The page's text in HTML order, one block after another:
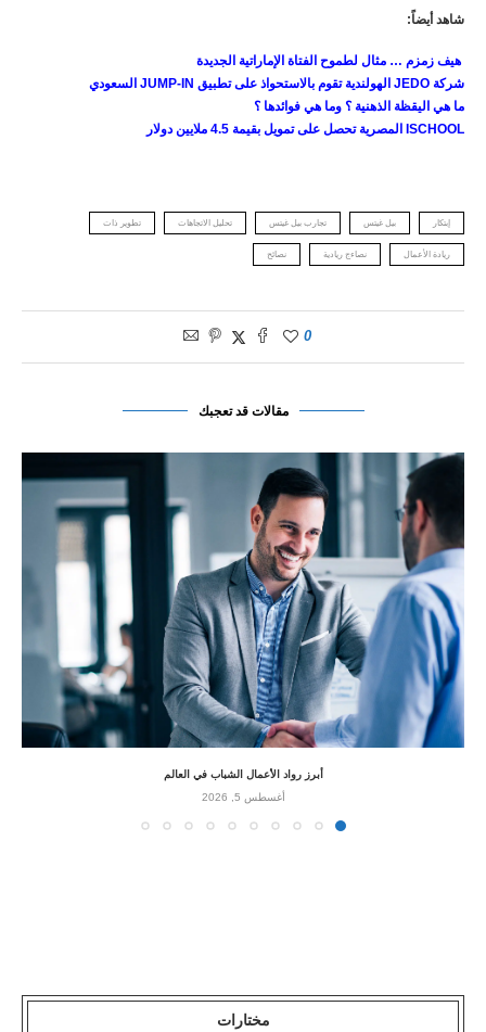
شاهد أيضاً:
هيف زمزم … مثال لطموح الفتاة الإماراتية الجديدة
شركة
الهولندية تقوم بالاستحواذ على تطبيق
السعودي
ما هي اليقظة الذهنية ؟ وما هي فوائدها ؟
ISCHOOL
المصرية تحصل على تمويل بقيمة 4.5 ملايين دولار
إبتكار بيل غيتس تجارب بيل غيتس تحليل الاتجاهات تطوير ذات
ريادة الأعمال نصاءج ريادية نصائح
0
مقالات قد تعجبك
أبرز رواد الأعمال الشباب في العالم
أغسطس 5, 2026
مختارات